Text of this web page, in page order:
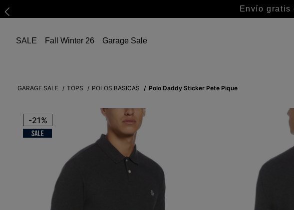
Envío gratis
SALE Fall Winter 26 Garage Sale
GARAGE SALE TOPS POLOS BASICAS Polo Daddy Sticker Pete Pique
-21%